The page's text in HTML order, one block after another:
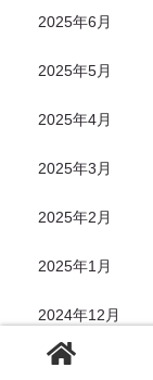
2025年6月
2025年5月
2025年4月
2025年3月
2025年2月
2025年1月
2024年12月
2024年11月